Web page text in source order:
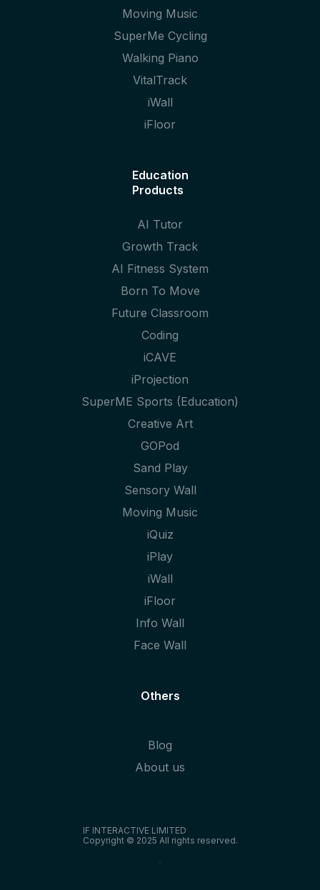
Moving Music
SuperMe Cycling
Walking Piano
VitalTrack
iWall
iFloor
Education
Products
AI Tutor
Growth Track
AI Fitness System
Born To Move
Future Classroom
Coding
iCAVE
iProjection
SuperME Sports (Education)
Creative Art
GOPod
Sand Play
Sensory Wall
Moving Music
iQuiz
iPlay
iWall
iFloor
Info Wall
Face Wall
Others
Blog
About us
IF INTERACTIVE LIMITED
Copyright © 2025 All rights reserved.